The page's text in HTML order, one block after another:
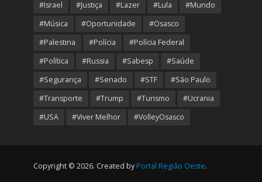
#Israel
#Justiça #Lazer #Lula
#Mundo
#Música
#Oportunidade
#Osasco
#Palestina
#Polícia
#Polícia Federal
#Política
#Russia #Sabesp
#Saúde
#Segurança
#Senado #STF
#São Paulo
#Transporte
#Trump #Turismo
#Ucrania
#USA
#Viver Melhor #VolleyOsasco
Copyright © 2026. Created by Portal Região Oeste.